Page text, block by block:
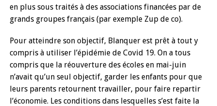
en plus sous traités à des associations financées par de
grands groupes français (par exemple Zup de co).
Pour atteindre son objectif, Blanquer est prêt à tout y
compris à utiliser l’épidémie de Covid 19. On a tous
compris que la réouverture des écoles en mai-juin
n’avait qu’un seul objectif, garder les enfants pour que
leurs parents retournent travailler, pour faire repartir
l’économie. Les conditions dans lesquelles s’est faite la